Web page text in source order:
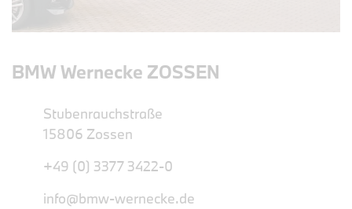
BMW Wernecke ZOSSEN
Stubenrauchstraße
15806 Zossen
+49 (0) 3377 3422-0
info@bmw-wernecke.de